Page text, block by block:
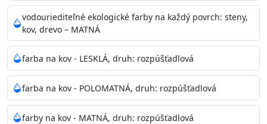
zachovaní priedušnosti vodných pár z natretých
povrchov. Má vynikajúcu kryciu schopnosť,
vysokú výdatnosť a výborný rozliv. Je možné ju tónovať v
bohatej škále odtieňov.
Odtieň: Biela + je možné tónovať podľa RAL, NCS,
Pantone
vodouriediteľné ekologické farby na každý povrch: steny,
kov, drevo – MATNÁ
farba na kov - LESKLÁ, druh: rozpúšťadlová
farba na kov - POLOMATNÁ, druh: rozpúšťadlová
farby na kov - MATNÁ, druh: rozpúšťadlová